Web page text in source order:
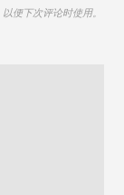
便下次评论时使用。